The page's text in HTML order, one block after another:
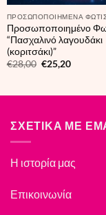
ΠΡΟΣΩΠΟΠΟΙΗΜΕΝΑ
Προσωποποιημένο
“Πασχαλινό λαγουδάκι
(κοριτσάκι)”
€28,00 Original
price
€25,20Current
ΣΧΕΤΙΚΑ ΜΕ
Η ιστορία μας
Επικοινωνία